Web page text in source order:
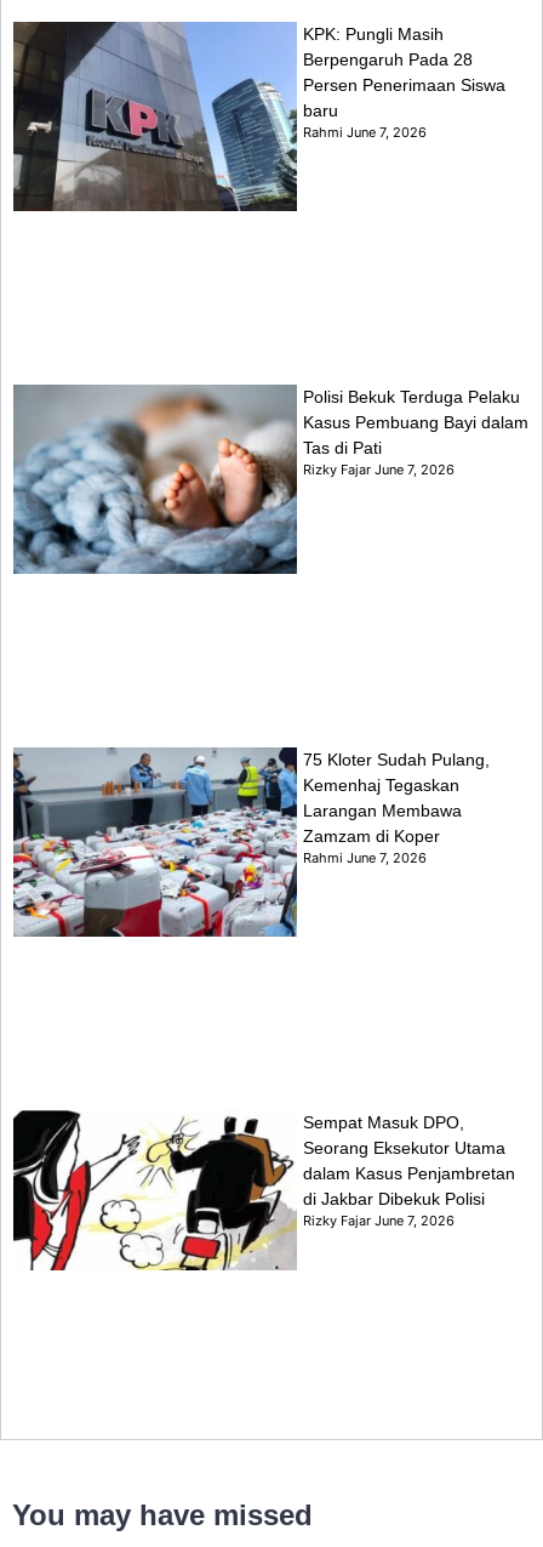
KPK: Pungli Masih
Berpengaruh Pada 28
Persen Penerimaan Siswa
baru
RahmiJune 7, 2026
Polisi Bekuk Terduga Pelaku
Kasus Pembuang Bayi dalam
Tas di Pati
Rizky FajarJune 7, 2026
75 Kloter Sudah Pulang,
Kemenhaj Tegaskan
Larangan Membawa
Zamzam di Koper
RahmiJune 7, 2026
Sempat Masuk DPO,
Seorang Eksekutor Utama
dalam Kasus Penjambretan
di Jakbar Dibekuk Polisi
Rizky FajarJune 7, 2026
You may have missed